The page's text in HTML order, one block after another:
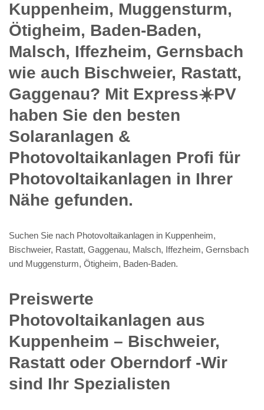
Kuppenheim, Muggensturm,
Ötigheim, Baden-Baden,
Malsch, Iffezheim, Gernsbach
wie auch Bischweier, Rastatt,
Gaggenau? Mit Express☀️PV️
haben Sie den besten
Solaranlagen &
Photovoltaikanlagen Profi für
Photovoltaikanlagen in Ihrer
Nähe gefunden.
Suchen Sie nach Photovoltaikanlagen in Kuppenheim,
Bischweier, Rastatt, Gaggenau, Malsch, Iffezheim, Gernsbach
und Muggensturm, Ötigheim, Baden-Baden.
Preiswerte
Photovoltaikanlagen aus
Kuppenheim – Bischweier,
Rastatt oder Oberndorf -Wir
sind Ihr Spezialisten